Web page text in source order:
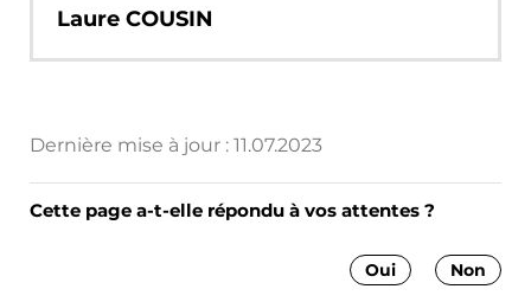
Laure COUSIN
Dernière mise à jour : 11.07.2023
Cette page a-t-elle répondu à vos attentes ?
Non
Oui